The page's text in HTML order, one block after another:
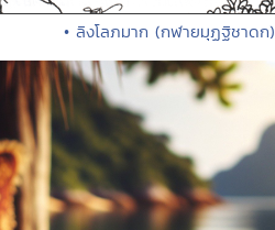
• ลิงโลภมาก (กฬายมุฏฐิชาดก)